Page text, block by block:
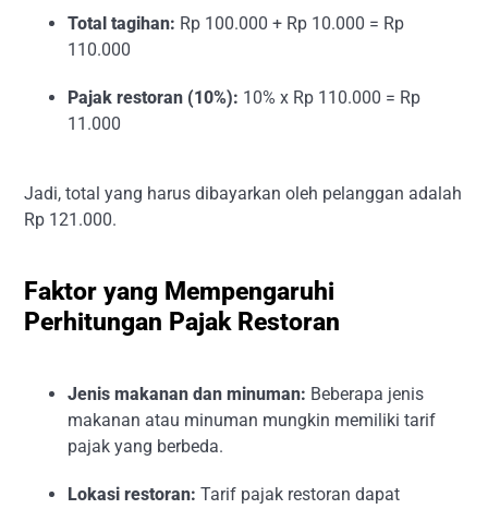
Total tagihan: Rp 100.000 + Rp 10.000 = Rp
110.000
Pajak restoran (10%): 10% x Rp 110.000 = Rp
11.000
Jadi, total yang harus dibayarkan oleh pelanggan adalah
Rp 121.000.
Faktor yang Mempengaruhi
Perhitungan Pajak Restoran
Jenis makanan dan minuman: Beberapa jenis
makanan atau minuman mungkin memiliki tarif
pajak yang berbeda.
Lokasi restoran: Tarif pajak restoran dapat